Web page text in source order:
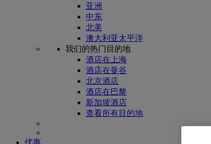
亚洲
中东
北美
澳大利亚太平洋
我们的热门目的地
酒店在上海
酒店在曼谷
北京酒店
酒店在巴黎
新加坡酒店
查看所有目的地
优惠